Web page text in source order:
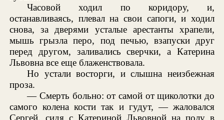
Часовой ходил по коридору, и,
останавливаясь, плевал на свои сапоги, и ходил
снова, за дверями усталые арестанты храпели,
мышь грызла перо, под печью, взапуски друг
перед другом, заливались сверчки, а Катерина
Львовна все еще блаженствовала.
Но устали восторги, и слышна неизбежная
проза.
— Смерть больно: от самой от щиколотки до
самого колена кости так и гудут, — жаловался
Сергей, сидя с Катериной Львовной на полу в